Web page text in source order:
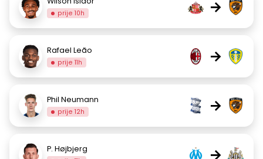
prije 10h →
Rafael Leão
prije 11h →
Phil Neumann
prije 12h →
P. Højbjerg →